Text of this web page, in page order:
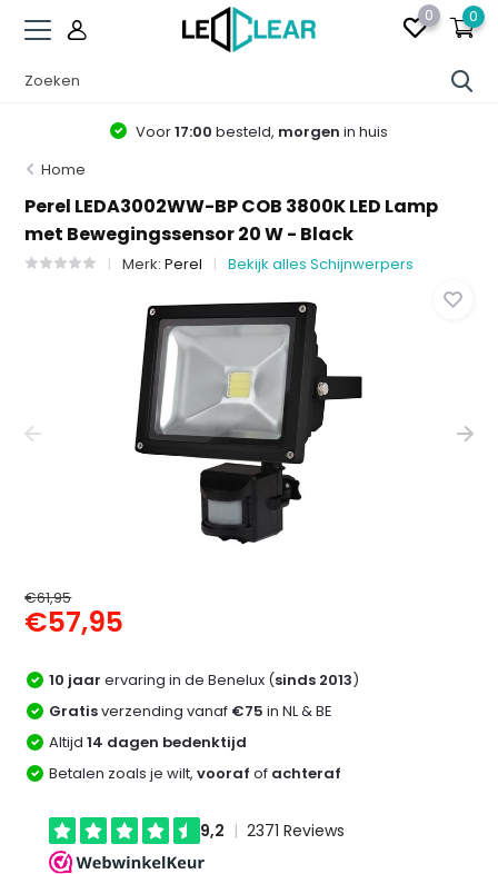
0 0
Voor17:00 besteld, morgen in huis
Home
Perel LEDA3002WW-BP COB 3800K LED Lamp
met Bewegingssensor 20 W - Black
Merk:Perel Bekijk alles Schijnwerpers
€61,95
€57,95
10 jaar ervaring in de Benelux (sinds 2013)
Gratisverzending vanaf €75 in NL & BE
Altijd14 dagen bedenktijd
Betalen zoals je wilt,vooraf of achteraf